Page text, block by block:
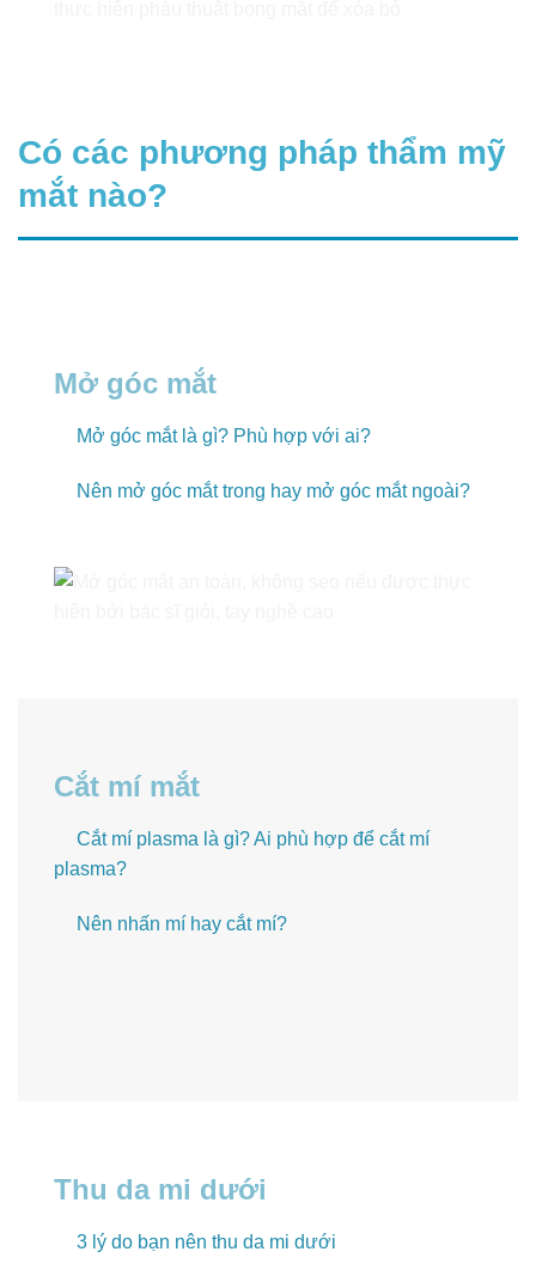
Có các phương pháp thẩm mỹ
mắt nào?
Mở góc mắt
Mở góc mắt là gì? Phù hợp với ai?
Nên mở góc mắt trong hay mở góc mắt ngoài?
Cắt mí mắt
Cắt mí plasma là gì? Ai phù hợp để cắt mí
plasma?
Nên nhấn mí hay cắt mí?
Thu da mi dưới
3 lý do bạn nên thu da mi dưới